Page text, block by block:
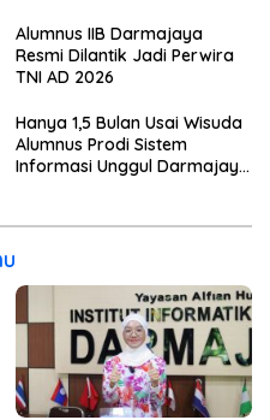
Haru
Alumnus IIB Darmajaya
Resmi Dilantik Jadi Perwira
TNI AD 2026
Hanya 1,5 Bulan Usai Wisuda
Alumnus Prodi Sistem
Informasi Unggul Darmajaya